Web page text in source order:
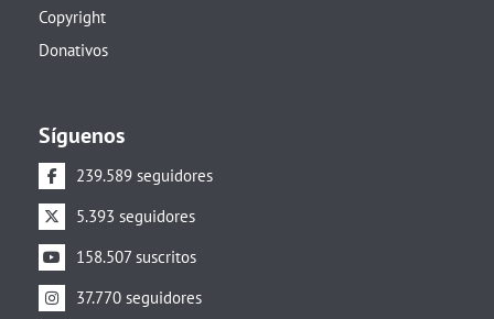
Copyright
Donativos
Síguenos
239.589 seguidores
5.393 seguidores
158.507 suscritos
37.770 seguidores